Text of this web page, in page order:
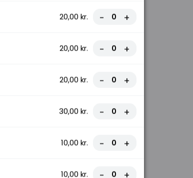
20,00 kr. - +
20,00 kr. - +
20,00 kr. - +
30,00 kr. - +
10,00 kr. - +
10,00 kr. - +